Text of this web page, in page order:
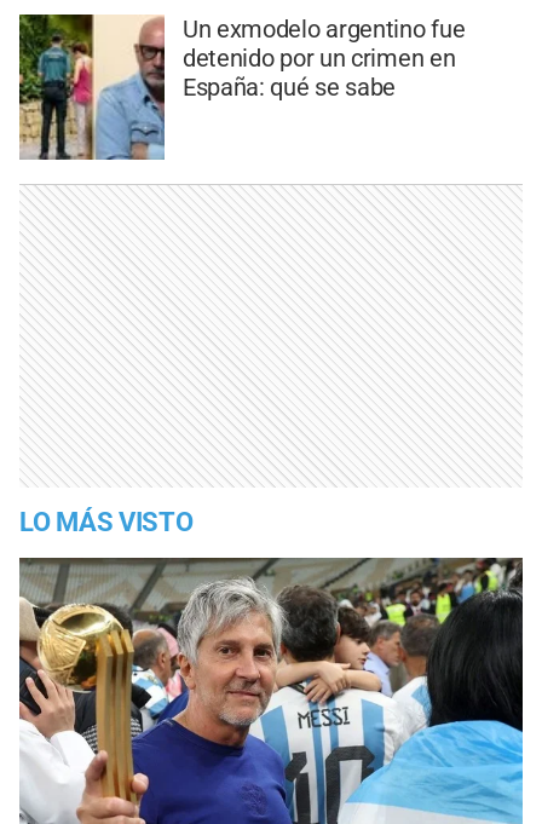
Un exmodelo argentino fue
detenido por un crimen en
España: qué se sabe
LO MÁS VISTO